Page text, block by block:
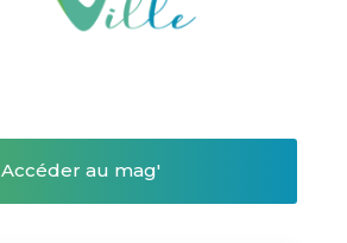
Accéder au mag'